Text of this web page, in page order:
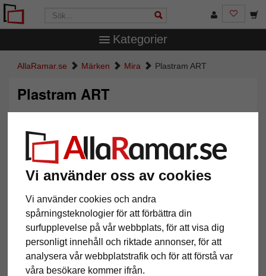
Vi använder oss av cookies
Vi använder cookies och andra
spårningsteknologier för att förbättra din
surfupplevelse på vår webbplats, för att visa dig
personligt innehåll och riktade annonser, för att
analysera vår webbplatstrafik och för att förstå var
våra besökare kommer ifrån.
Kategorier
AllaRamar.se Märken Mira Plastram ART
Plastram ART